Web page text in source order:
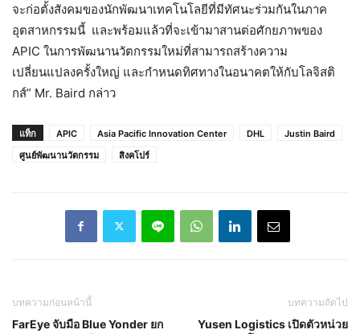
จะก่อตั้งสังคมของนักพัฒนาเทคโนโลยีที่มีทัศนะร่วมกันในภาค
อุตสาหกรรมนี้ และพร้อมแล้วที่จะเข้ามาสานต่อศักยภาพของ
APIC ในการพัฒนานวัตกรรมใหม่ที่สามารถสร้างความ
เปลี่ยนแปลงครั้งใหญ่ และกำหนดทิศทางในอนาคตให้กับโลจิสติ
กส์” Mr. Baird กล่าว
แท็ก APIC Asia Pacific Innovation Center DHL
Justin Baird
ศูนย์พัฒนานวัตกรรม
สิงคโปร์
บทความก่อนหน้านี้
FarEye จับมือ Blue Yonder ยก
บทความถัดไป
Yusen Logistics เปิดตัวหน่วย